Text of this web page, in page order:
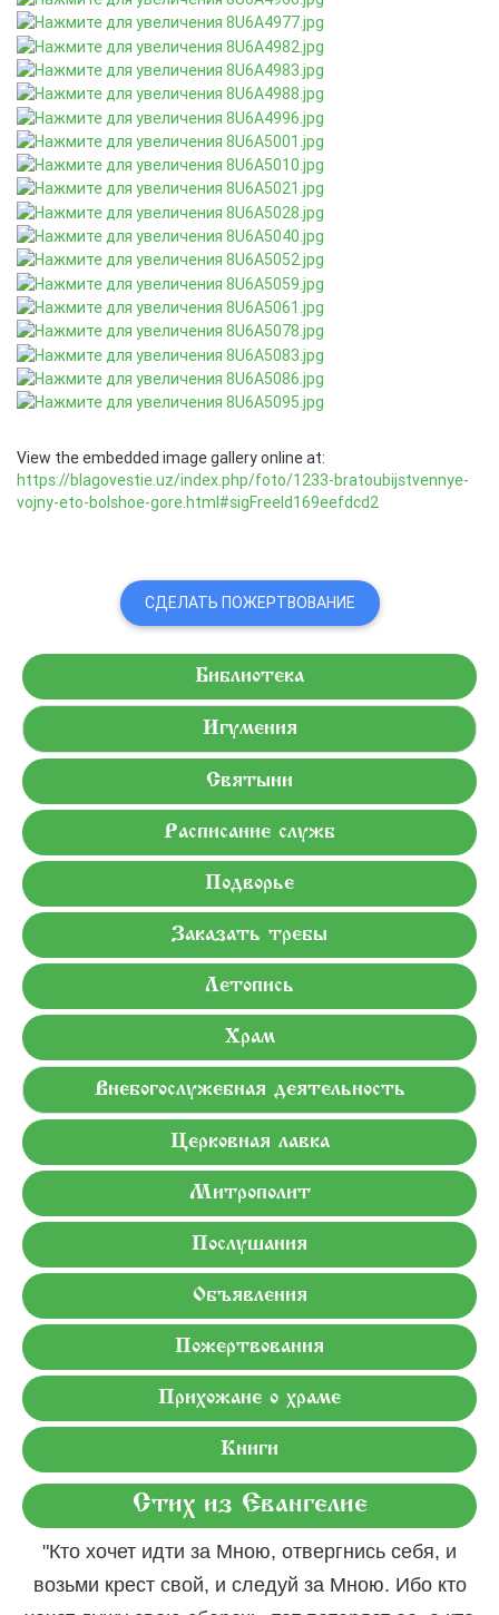
View the embedded image gallery online at:
https://blagovestie.uz/index.php/foto/1233-bratoubijstvennye-
vojny-eto-bolshoe-gore.html#sigFreeId169eefdcd2
СДЕЛАТЬ ПОЖЕРТВОВАНИЕ
Библиотека
Игумения
Святыни
Расписание служб
Подворье
Заказать требы
Летопись
Храм
Внебогослужебная деятельность
Церковная лавка
Митрополит
Послушания
Объявления
Пожертвования
Прихожане о храме
Книги
Стих из Евангелие
"Кто хочет идти за Мною, отвергнись себя, и
возьми крест свой, и следуй за Мною. Ибо кто